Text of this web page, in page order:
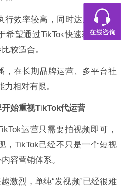
效率较高，同时达人资源更
希望通过TikTok快速获取曝光
较适合。
，在长期品牌运营、多平台社
相对有限。
始重视TikTok代运营
运营只需要拍视频即可，
，TikTok已经不只是一个短视
容营销体系。
激烈，单纯“发视频”已经很难